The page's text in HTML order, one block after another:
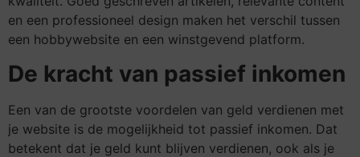
en een professioneel design maken het verschil tussen
een hobbywebsite en een winstgevend platform.
De kracht van passief inkomen
Een van de grootste voordelen van geld verdienen met
je website is de mogelijkheid tot passief inkomen. Dat
betekent dat je geld kunt blijven verdienen, ook als je